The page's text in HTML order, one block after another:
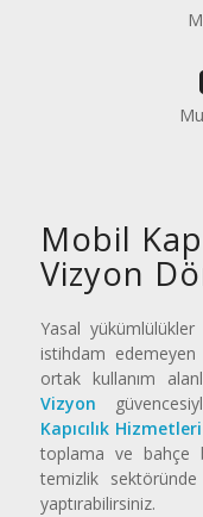
Mobil
Vizyon
Yasal
istihdam
ortak kullanım
Vizyon
Kapıcılık Hizmetleri
toplama ve bahçe
temizlik sektöründe
yaptırabilirsiniz.